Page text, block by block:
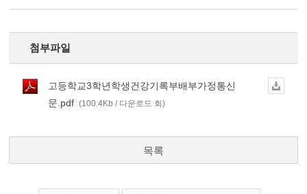
첨부파일
고등학교3학년학생건강기록부배부가정통신
문.pdf (100.4Kb / 다운로드 회)
목록